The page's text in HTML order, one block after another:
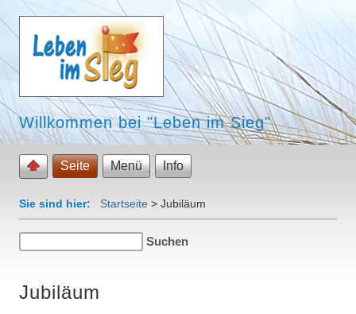
Willkommen bei "Leben im Sieg"
Seite Menü Info
Sie sind hier: Startseite > Jubiläum
Jubiläum